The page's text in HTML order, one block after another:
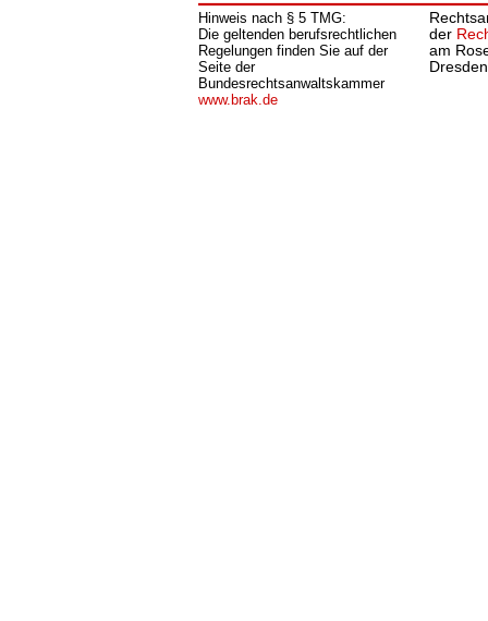
Hinweis nach § 5 TMG:
Die geltenden berufsrechtlichen
Regelungen finden Sie auf der
Seite der
Bundesrechtsanwaltskammer
www.brak.de
der
am